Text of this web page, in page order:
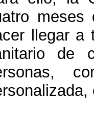
meses
llegar a
de